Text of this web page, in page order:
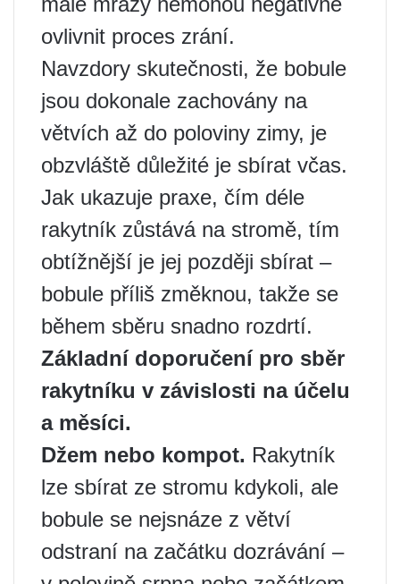
ovlivnit proces zrání.
Navzdory skutečnosti, že bobule
jsou dokonale zachovány na
větvích až do poloviny zimy, je
obzvláště důležité je sbírat včas.
Jak ukazuje praxe, čím déle
rakytník zůstává na stromě, tím
obtížnější je jej později sbírat –
bobule příliš změknou, takže se
během sběru snadno rozdrtí.
Základní doporučení pro sběr
rakytníku v závislosti na účelu
a měsíci.
Džem nebo kompot. Rakytník
lze sbírat ze stromu kdykoli, ale
bobule se nejsnáze z větví
odstraní na začátku dozrávání –